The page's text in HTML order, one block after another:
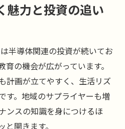
魅力と投資の追い
半導体関連の投資が続いてお
育の機会が広がっています。
計画が立てやすく、生活リズ
す。地域のサプライヤーも増
ンスの知識を身につけるほ
と開きます。